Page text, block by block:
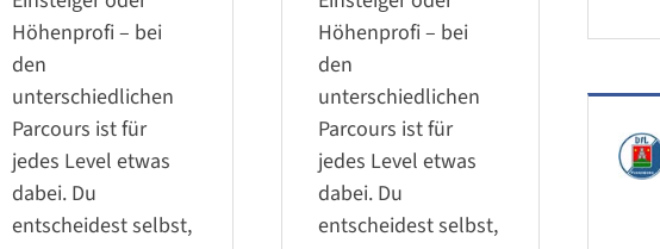
Höhenprofi – bei
den
unterschiedlichen
Parcours ist für
jedes Level etwas
dabei. Du
entscheidest selbst,
Höhenprofi – bei
den
unterschiedlichen
Parcours ist für
jedes Level etwas
dabei. Du
entscheidest selbst,